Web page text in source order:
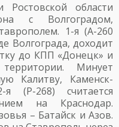
области
с Волгоградом,
1-я (А-260
Волгограда, доходит
до КПП «Донецк» и
Минует
Калитву, Каменск-
(Р-268) считается
на Краснодар.
– Батайск и Азов.